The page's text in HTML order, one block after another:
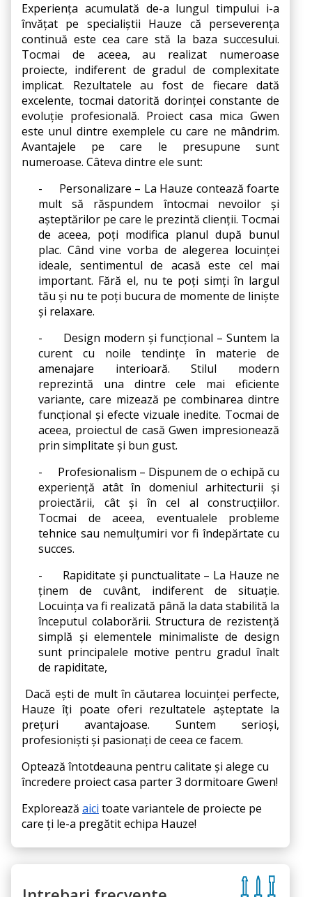
Experiența acumulată de-a lungul timpului i-a
învățat pe specialiștii Hauze că perseverența
continuă este cea care stă la baza succesului.
Tocmai de aceea, au realizat numeroase
proiecte, indiferent de gradul de complexitate
implicat. Rezultatele au fost de fiecare dată
excelente, tocmai datorită dorinței constante de
evoluție profesională. Proiect casa mica Gwen
este unul dintre exemplele cu care ne mândrim.
Avantajele pe care le presupune sunt
numeroase. Câteva dintre ele sunt:
-
Personalizare – La Hauze contează foarte
mult să răspundem întocmai nevoilor și
așteptărilor pe care le prezintă clienții. Tocmai
de aceea, poți modifica planul după bunul
plac. Când vine vorba de alegerea locuinței
ideale, sentimentul de acasă este cel mai
important. Fără el, nu te poți simți în largul
tău și nu te poți bucura de momente de liniște
și relaxare.
-
Design modern și funcțional – Suntem la
curent cu noile tendințe în materie de
amenajare interioară. Stilul modern
reprezintă una dintre cele mai eficiente
variante, care mizează pe combinarea dintre
funcțional și efecte vizuale inedite. Tocmai de
aceea, proiectul de casă Gwen impresionează
prin simplitate și bun gust.
-
Profesionalism – Dispunem de o echipă cu
experiență atât în domeniul arhitecturii și
proiectării, cât și în cel al construcțiilor.
Tocmai de aceea, eventualele probleme
tehnice sau nemulțumiri vor fi îndepărtate cu
succes.
-
Rapiditate și punctualitate – La Hauze ne
ținem de cuvânt, indiferent de situație.
Locuința va fi realizată până la data stabilită la
începutul colaborării. Structura de rezistență
simplă și elementele minimaliste de design
sunt principalele motive pentru gradul înalt
de rapiditate,
Dacă ești de mult în căutarea locuinței perfecte,
Hauze îți poate oferi rezultatele așteptate la
prețuri avantajoase. Suntem serioși,
profesioniști și pasionați de ceea ce facem.
Optează întotdeauna pentru calitate și alege cu
încredere proiect casa parter 3 dormitoare Gwen!
Explorează aici toate variantele de proiecte pe
care ți le-a pregătit echipa Hauze!